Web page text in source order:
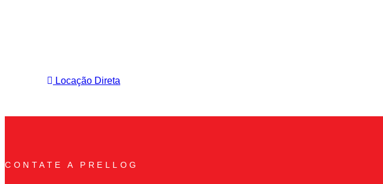
Locação Direta
CONTATE A PRELLOG